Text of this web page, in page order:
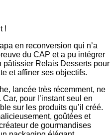
!
en reconversion qui n’a
du CAP et a pu intégrer
pâtissier Relais Desserts pour
et affiner ses objectifs.
lancée très récemment, ne
pour l’instant seul en
sur les produits qu’il créé.
goûtées et
de gourmandises